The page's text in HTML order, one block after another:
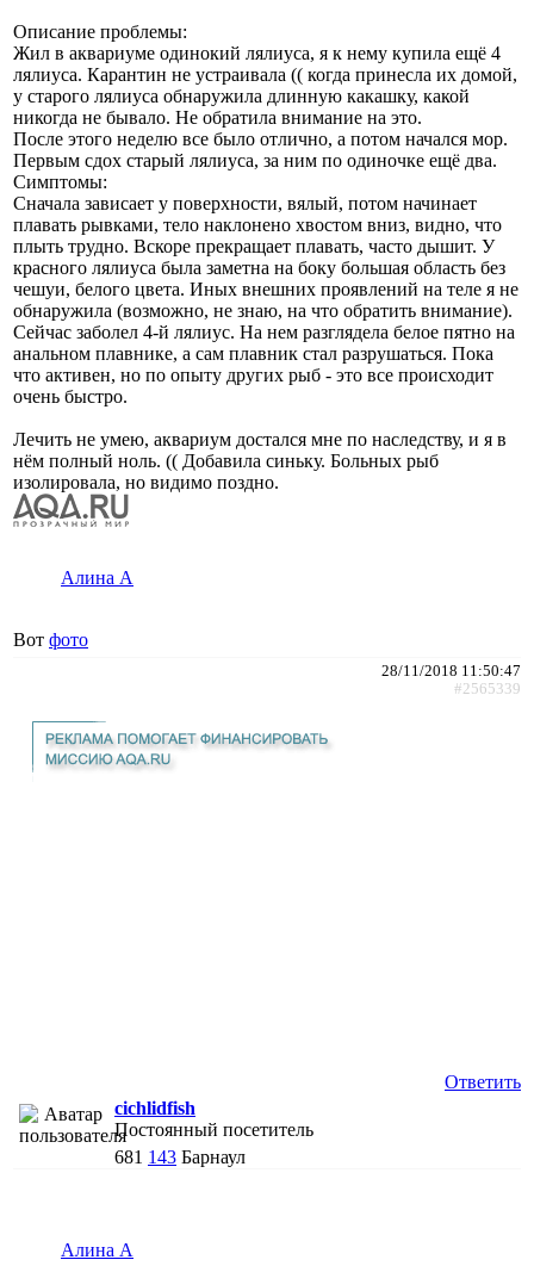
Описание проблемы:
Жил в аквариуме одинокий лялиуса, я к нему купила ещё 4
лялиуса. Карантин не устраивала (( когда принесла их домой,
у старого лялиуса обнаружила длинную какашку, какой
никогда не бывало. Не обратила внимание на это.
После этого неделю все было отлично, а потом начался мор.
Первым сдох старый лялиуса, за ним по одиночке ещё два.
Симптомы:
Сначала зависает у поверхности, вялый, потом начинает
плавать рывками, тело наклонено хвостом вниз, видно, что
плыть трудно. Вскоре прекращает плавать, часто дышит. У
красного лялиуса была заметна на боку большая область без
чешуи, белого цвета. Иных внешних проявлений на теле я не
обнаружила (возможно, не знаю, на что обратить внимание).
Сейчас заболел 4-й лялиус. На нем разглядела белое пятно на
анальном плавнике, а сам плавник стал разрушаться. Пока
что активен, но по опыту других рыб - это все происходит
очень быстро.
Лечить не умею, аквариум достался мне по наследству, и я в
нём полный ноль. (( Добавила синьку. Больных рыб
изолировала, но видимо поздно.
Алина А
Вот фото
28/11/2018 11:50:47
#2565339
Ответить
cichlidfish
Постоянный посетитель
681 143 Барнаул
Алина А